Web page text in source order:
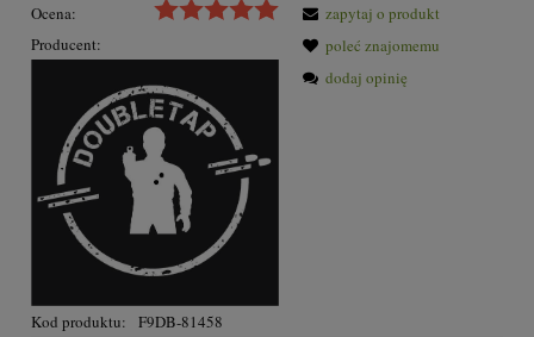
Ocena:
Producent:
Kod produktu: F9DB-81458
zapytaj o produkt
poleć znajomemu
dodaj opinię